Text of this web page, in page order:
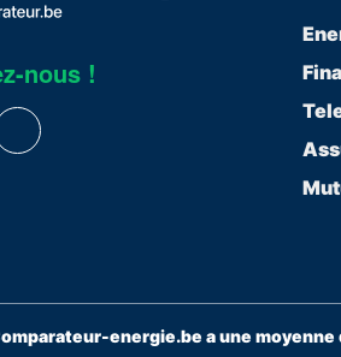
nous !
energie.be a une